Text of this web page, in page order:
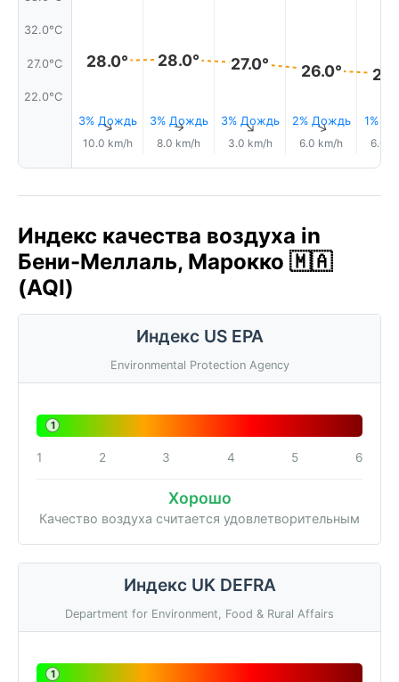
32.0°C
27.0°C
22.0°C
28.0°
3% Дождь
↑
10.0 km/h
28.0°
3% Дождь
↑
8.0 km/h
27.0°
3% Дождь
↑
3.0 km/h
26.0°
2% Дождь
↑
6.0 km/h
1%
6.0
Индекс качества воздуха in
Бени-Меллаль, Марокко 🇲🇦
(AQI)
Индекс US EPA
Environmental Protection Agency
1
1 2 3 4 5 6
Хорошо
Качество воздуха считается удовлетворительным
Индекс UK DEFRA
Department for Environment, Food & Rural Affairs
1